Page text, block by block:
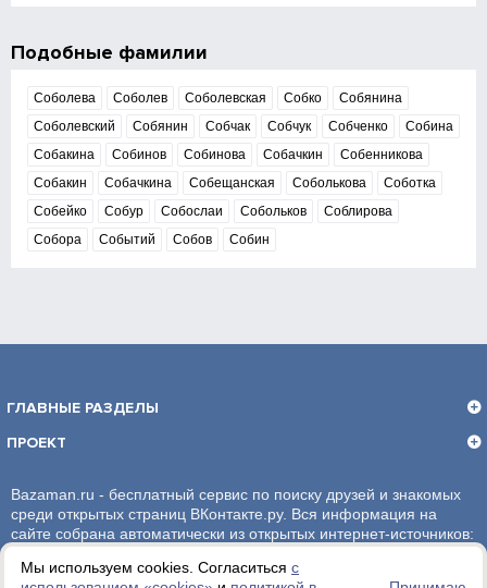
Мы используем cookies. Согласиться с
Подобные фамилии
Соболева Соболев Соболевская Собко
Собянина
Соболевский
Собянин Собчак Собчук Собченко
Собина
Собакина
Собинов Собинова Собачкин
Собенникова
Собакин
Собачкина Собещанская Соболькова
Соботка
Собейко
Собур Собослаи Собольков
Соблирова
Собора
Событий Собов Собин
ГЛАВНЫЕ РАЗДЕЛЫ
ПРОЕКТ
Bazaman.ru - бесплатный сервис по поиску друзей и знакомых
среди открытых страниц ВКонтакте.ру. Вся информация на
сайте собрана автоматически из открытых интернет-источников:
администрация сайта ответственности не несет.